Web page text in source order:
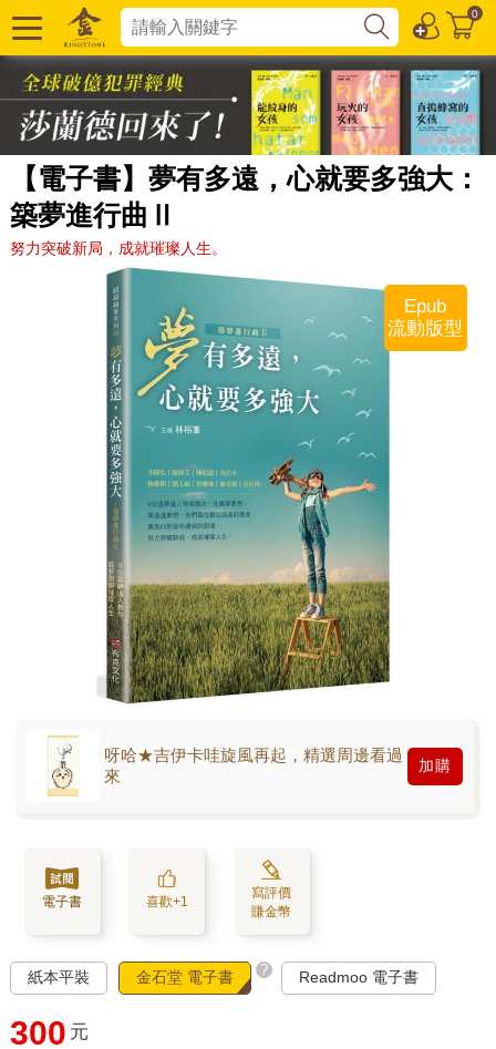
0
【電子書】夢有多遠，心就要多強大：
築夢進行曲Ⅱ
努力突破新局，成就璀璨人生。
Epub
流動版型
呀哈★吉伊卡哇旋風再起，精選周邊看過
來
加購
電子書 喜歡+1
寫評價
賺金幣
紙本平裝 金石堂 電子書 ? Readmoo 電子書
300 元